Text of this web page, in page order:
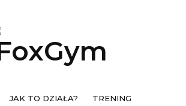
JAK TO DZIAŁA? TRENING